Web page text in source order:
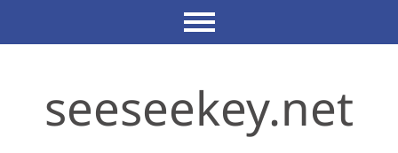
seeseekey.net